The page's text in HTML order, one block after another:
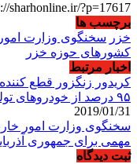
sharhonline.ir/?p=17617
برچسب ها
خزر سخنگوی وزارت
کشورهای حوزه خزر
اخبار مرتبط
کریدور زنگزور قطع
۹۵ درصد از خودروهای تولیدی کارخانه خزر به فروش رسید
2019/01/31
سخنگوی وزارت امور
مهمی برای جمهوری
ثبت دیدگاه